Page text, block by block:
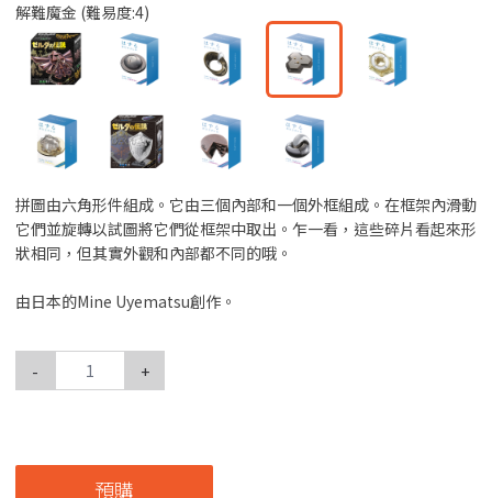
解難魔金 (難易度:4)
拼圖由六角形件組成。它由三個內部和一個外框組成。在框架內滑動
它們並旋轉以試圖將它們從框架中取出。乍一看，這些碎片看起來形
狀相同，但其實外觀和內部都不同的哦。
由日本的Mine Uyematsu創作。
- +
預購